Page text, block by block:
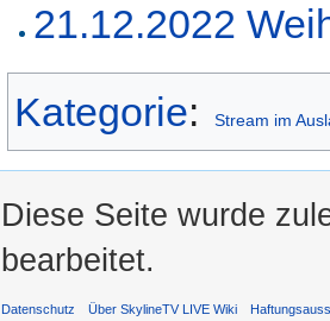
21.12.2022
Kategorie: Stream im
Diese Seite wurde
bearbeitet.
Datenschutz Über SkylineTV LIVE Wiki